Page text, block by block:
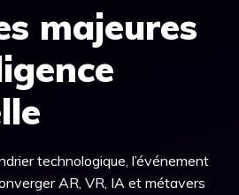
majeures
technologique, l’événement
AR, VR, IA et métavers